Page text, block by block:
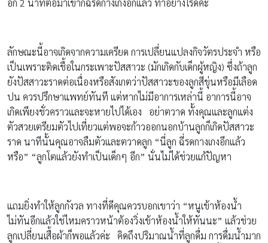
ลักษณะนี้อาจเกิดจากความเครียด การเปลี่ยนแปลงกิจวัตรประจำ หรือ
เป็นเพราะติดเชื้อในกระเพาะปัสสาวะ (มักเกิดกับเด็กผู้หญิง) ซึ่งถ้าลูก
ยังปัสสาวะราดต่อเนื่องหรือสังเกตว่าปัสสาวะของลูกสีขุ่นหรือมีเลือด
ปน ควรปรึกษาแพทย์ทันที แต่หากไม่มีอาการเหล่านี้ อาการนี้อาจ
เกิดเพียงชั่วคราวและจะหายไปได้เอง อย่าตวาด ทั้งคุณและลูกแต่ง
ตัวสวยเตรียมตัวไปเที่ยวแต่พอจะก้าวออกนอกบ้านลูกก็เกิดปัสสาวะ
ราด นาทีนั้นคุณอาจลืมตัวและตวาดลูก “นี่ลูก ฉี่รดกางเกงอีกแล้ว
หรือ” “ลูกโตแล้วยังทำเป็นเด็กๆ อีก” นั่นไม่ได้ช่วยแก้ปัญหา
แถมยิ่งทำให้ลูกกังวล ทางที่ดีคุณควรบอกเขาว่า “หนูเข้าห้องน้ำ
ไม่ทันอีกแล้วใช่ไหมคราวหน้าต้องวิ่งเข้าห้องน้ำให้ทันนะ” แล้วช่วย
ลูกเปลี่ยนเสื้อผ้าก็พอแล้วค่ะ คิดถึงปริมาณน้ำที่ลูกดื่ม การดื่มน้ำมาก